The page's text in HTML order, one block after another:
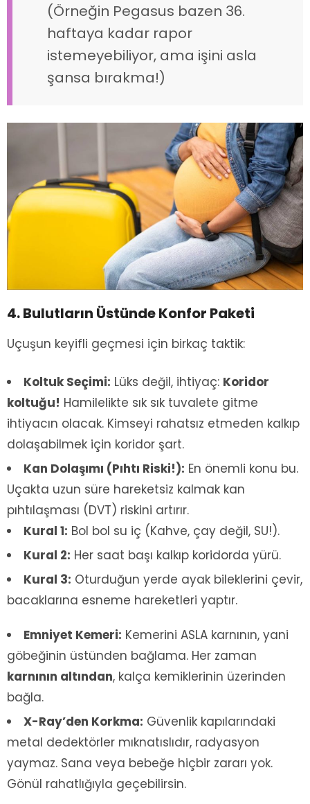
(Örneğin Pegasus bazen 36.
haftaya kadar rapor
istemeyebiliyor, ama işini asla
şansa bırakma!)
4. Bulutların Üstünde Konfor Paketi
Uçuşun keyifli geçmesi için birkaç taktik:
Koltuk Seçimi: Lüks değil, ihtiyaç: Koridor
koltuğu! Hamilelikte sık sık tuvalete gitme
ihtiyacın olacak. Kimseyi rahatsız etmeden kalkıp
dolaşabilmek için koridor şart.
Kan Dolaşımı (Pıhtı Riski!): En önemli konu bu.
Uçakta uzun süre hareketsiz kalmak kan
pıhtılaşması (DVT) riskini artırır.
Kural 1: Bol bol su iç (Kahve, çay değil, SU!).
Kural 2: Her saat başı kalkıp koridorda yürü.
Kural 3: Oturduğun yerde ayak bileklerini çevir,
bacaklarına esneme hareketleri yaptır.
Emniyet Kemeri: Kemerini ASLA karnının, yani
göbeğinin üstünden bağlama. Her zaman
karnının altından, kalça kemiklerinin üzerinden
bağla.
X-Ray’den Korkma: Güvenlik kapılarındaki
metal dedektörler mıknatıslıdır, radyasyon
yaymaz. Sana veya bebeğe hiçbir zararı yok.
Gönül rahatlığıyla geçebilirsin.